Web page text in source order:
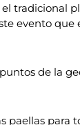
tradicional
evento
de la
para